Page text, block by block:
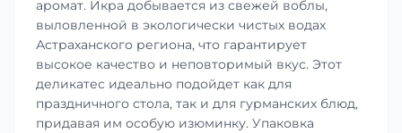
аромат. Икра добывается из свежей воблы,
выловленной в экологически чистых водах
Астраханского региона, что гарантирует
высокое качество и неповторимый вкус. Этот
деликатес идеально подойдет как для
праздничного стола, так и для гурманских блюд,
придавая им особую изюминку. Упаковка